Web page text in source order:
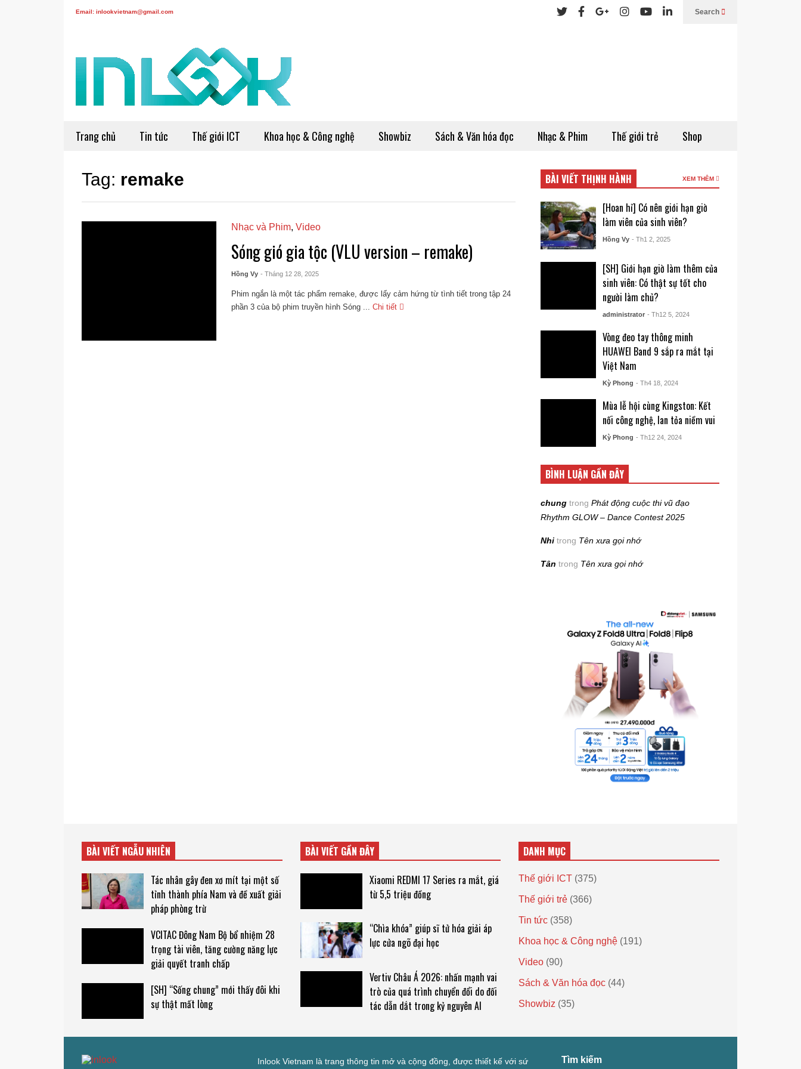
Email: inlookvietnam@gmail.com Search
Trang chủ Tin tức Thế giới ICT Khoa học & Công nghệ Showbiz Sách & Văn hóa đọc Nhạc & Phim Thế giới trẻ Shop
Tag: remake
Nhạc và Phim, Video
Sóng gió gia tộc (VLU version – remake)
Hồng Vy - Tháng 12 28, 2025
Phim ngắn là một tác phẩm remake, được lấy cảm hứng từ tình tiết trong tập 24
phần 3 của bộ phim truyền hình Sóng ...
Chi tiết
BÀI VIẾT THỊNH HÀNH XEM THÊM
[Hoan hỉ] Có nên giới hạn giờ
làm viên của sinh viên?
Hồng Vy - Th1 2, 2025
[SH] Giới hạn giờ làm thêm của
sinh viên: Có thật sự tốt cho
người làm chủ?
administrator - Th12 5, 2024
Vòng đeo tay thông minh
HUAWEI Band 9 sắp ra mắt tại
Việt Nam
Kỳ Phong - Th4 18, 2024
Mùa lễ hội cùng Kingston: Kết
nối công nghệ, lan tỏa niềm vui
Kỳ Phong - Th12 24, 2024
BÌNH LUẬN GẦN ĐÂY
chung trongPhát động cuộc thi vũ đạo
Rhythm GLOW – Dance Contest 2025
Nhi trong Tên xưa gọi nhớ
Tân trong Tên xưa gọi nhớ
BÀI VIẾT NGẪU NHIÊN
Tác nhân gây đen xơ mít tại một số
tỉnh thành phía Nam và đề xuất giải
pháp phòng trừ
VCITAC Đông Nam Bộ bổ nhiệm 28
trọng tài viên, tăng cường năng lực
giải quyết tranh chấp
[SH] “Sống chung” mới thấy đôi khi
sự thật mất lòng
BÀI VIẾT GẦN ĐÂY
Xiaomi REDMI 17 Series ra mắt, giá
từ 5,5 triệu đồng
“Chìa khóa” giúp sĩ tử hóa giải áp
lực cửa ngõ đại học
Vertiv Châu Á 2026: nhấn mạnh vai
trò của quá trình chuyển đổi do đối
tác dẫn dắt trong kỷ nguyên AI
DANH MỤC
Thế giới ICT (375)
Thế giới trẻ (366)
Tin tức (358)
Khoa học & Công nghệ (191)
Video (90)
Sách & Văn hóa đọc (44)
Showbiz (35)
Inlook Vietnam là trang thông tin mở và cộng đồng, được thiết kế với sứ Tìm kiếm